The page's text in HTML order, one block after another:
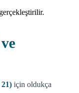
için oldukça